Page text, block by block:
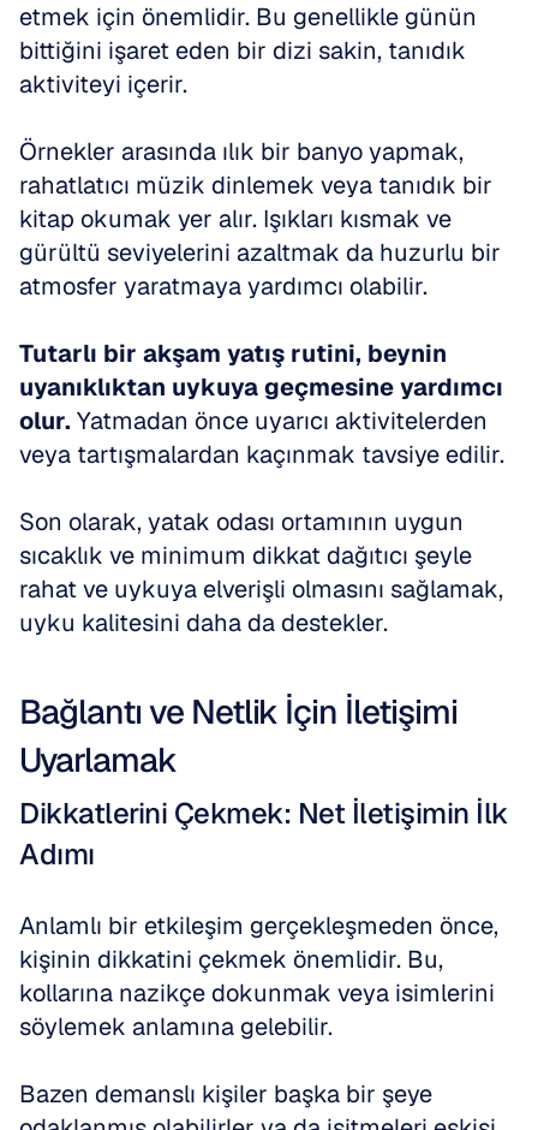
etmek için önemlidir. Bu genellikle günün
bittiğini işaret eden bir dizi sakin, tanıdık
aktiviteyi içerir.
Örnekler arasında ılık bir banyo yapmak,
rahatlatıcı müzik dinlemek veya tanıdık bir
kitap okumak yer alır. Işıkları kısmak ve
gürültü seviyelerini azaltmak da huzurlu bir
atmosfer yaratmaya yardımcı olabilir.
Tutarlı bir akşam yatış rutini, beynin
uyanıklıktan uykuya geçmesine yardımcı
olur. Yatmadan önce uyarıcı aktivitelerden
veya tartışmalardan kaçınmak tavsiye edilir.
Son olarak, yatak odası ortamının uygun
sıcaklık ve minimum dikkat dağıtıcı şeyle
rahat ve uykuya elverişli olmasını sağlamak,
uyku kalitesini daha da destekler.
Bağlantı ve Netlik İçin İletişimi
Uyarlamak
Dikkatlerini Çekmek: Net İletişimin İlk
Adımı
Anlamlı bir etkileşim gerçekleşmeden önce,
kişinin dikkatini çekmek önemlidir. Bu,
kollarına nazikçe dokunmak veya isimlerini
söylemek anlamına gelebilir.
Bazen demanslı kişiler başka bir şeye